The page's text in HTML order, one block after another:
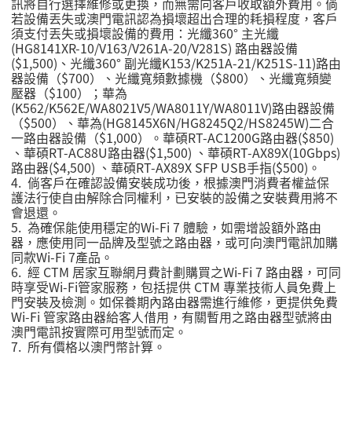
若設備丟失或澳門電訊認為損壞超出合理的耗損程度，客戶
須支付丟失或損壞設備的費用：光纖360° 主光纖
(HG8141XR-10/V163/V261A-20/V281S) 路由器設備
($1,500)、光纖360° 副光纖K153/K251A-21/K251S-11)路由
器設備（$700）、光纖寬頻數據機（$800）、光纖寬頻變
壓器（$100）；華為
(K562/K562E/WA8021V5/WA8011Y/WA8011V)路由器設備
（$500）、華為(HG8145X6N/HG8245Q2/HS8245W)二合
一路由器設備（$1,000）。華碩RT-AC1200G路由器($850)
、華碩RT-AC88U路由器($1,500) 、華碩RT-AX89X(10Gbps)
路由器($4,500) 、華碩RT-AX89X SFP USB手指($500)。
4. 倘客戶在確認設備安裝成功後，根據澳門消費者權益保
護法行使自由解除合同權利，已安裝的設備之安裝費用將不
會退還。
5. 為確保能使用穩定的Wi-Fi 7 體驗，如需增設額外路由
器，應使用同一品牌及型號之路由器，或可向澳門電訊加購
同款Wi-Fi 7產品。
6. 經 CTM 居家互聯網月費計劃購買之Wi-Fi 7 路由器，可同
時享受Wi-Fi管家服務，包括提供 CTM 專業技術人員免費上
門安裝及檢測。如保養期內路由器需進行維修，更提供免費
Wi-Fi 管家路由器給客人借用，有關暫用之路由器型號將由
澳門電訊按實際可用型號而定。
7. 所有價格以澳門幣計算。